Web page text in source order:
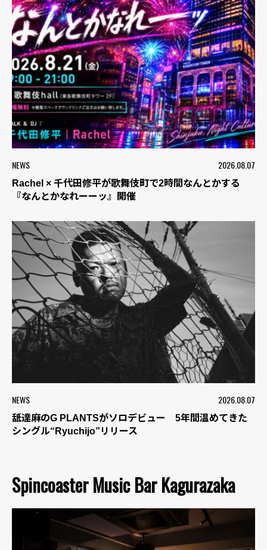
NEWS 2026.08.07
Rachel × 千代田修平が歌舞伎町で2時間なんとかする
『なんとかなれーーッ』開催
NEWS 2026.08.07
舐達麻のG PLANTSがソロデビュー 5年間温めてきた
シングル“Ryuchijo”リリース
Spincoaster Music Bar Kagurazaka